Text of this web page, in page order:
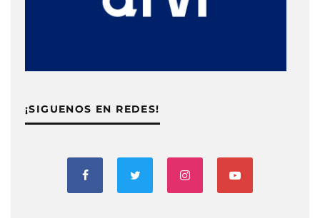
¡SIGUENOS EN REDES!